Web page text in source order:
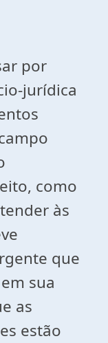
por
jurídica
como
às
que
sua
as
estão